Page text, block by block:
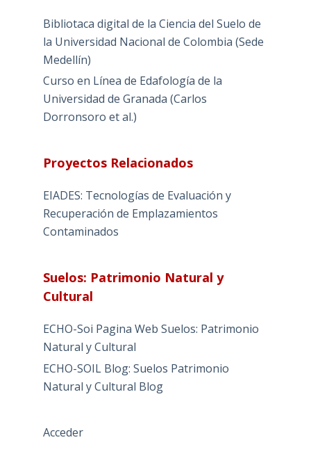
Bibliotaca digital de la Ciencia del Suelo de
la Universidad Nacional de Colombia (Sede
Medellín)
Curso en Línea de Edafología de la
Universidad de Granada (Carlos
Dorronsoro et al.)
Proyectos Relacionados
EIADES: Tecnologías de Evaluación y
Recuperación de Emplazamientos
Contaminados
Suelos: Patrimonio Natural y
Cultural
ECHO-Soi Pagina Web Suelos: Patrimonio
Natural y Cultural
ECHO-SOIL Blog: Suelos Patrimonio
Natural y Cultural Blog
Acceder